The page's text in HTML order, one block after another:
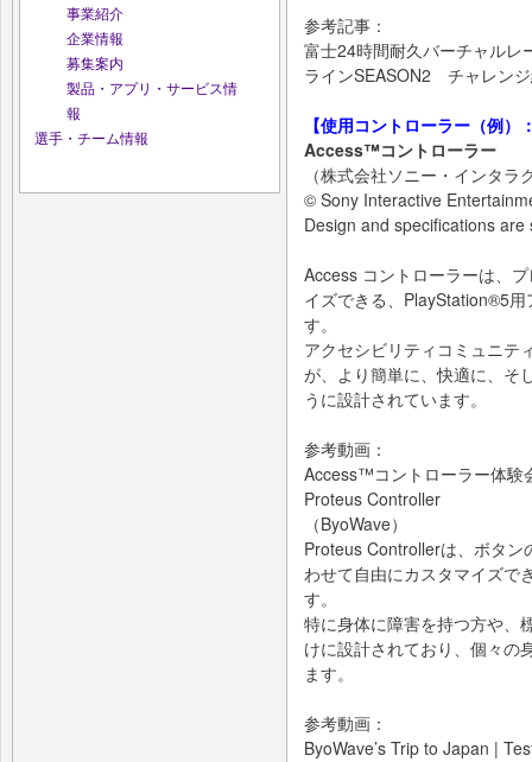
事業紹介
企業情報
募集案内
製品・アプリ・サービス情
報
選手・チーム情報
参考記事：
富士24時間耐久バーチャルレ
ラインSEASON2 チャレン
【使用コントローラー（例）
Access™️コントローラー
（株式会社ソニー・インタ
© Sony Interactive
Design and specifications
Access コントローラーは、
イズできる、PlayStation®5
す。
アクセシビリティコミュニテ
が、より簡単に、快適に、そ
うに設計されています。
参考動画：
Access™コントローラー体験
Proteus Controller
（ByoWave）
Proteus Controllerは、ボタン
わせて自由にカスタマイズで
す。
特に身体に障害を持つ方や
けに設計されており、個々の
ます。
参考動画：
ByoWave’s Trip to Japan |